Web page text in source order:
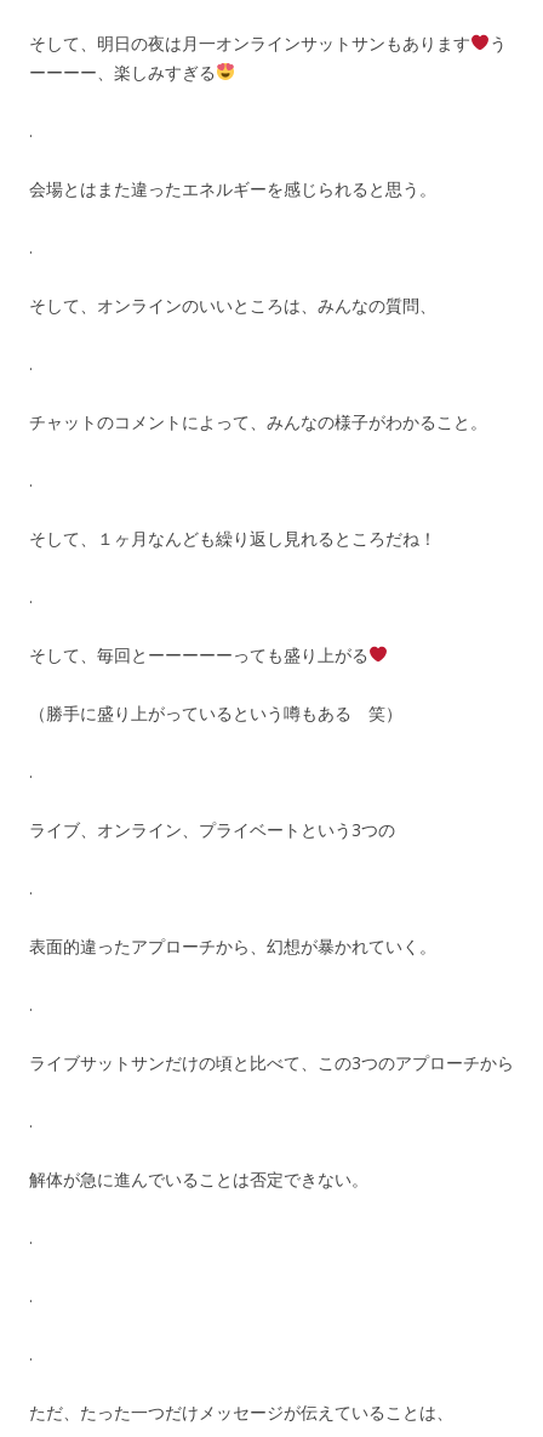
そして、明日の夜は月一オンラインサットサンもあります
う
ーーーー、楽しみすぎる
.
会場とはまた違ったエネルギーを感じられると思う。
.
そして、オンラインのいいところは、みんなの質問、
.
チャットのコメントによって、みんなの様子がわかること。
.
そして、１ヶ月なんども繰り返し見れるところだね！
.
そして、毎回とーーーーーっても盛り上がる
（勝手に盛り上がっているという噂もある 笑）
.
ライブ、オンライン、プライベートという3つの
.
表面的違ったアプローチから、幻想が暴かれていく。
.
ライブサットサンだけの頃と比べて、この3つのアプローチから
.
解体が急に進んでいることは否定できない。
.
.
.
ただ、たった一つだけメッセージが伝えていることは、